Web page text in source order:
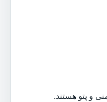
و پتو هستند.